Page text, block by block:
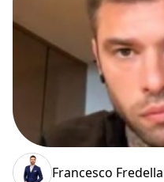
Francesco Fredella